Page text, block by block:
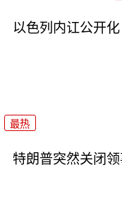
以色列内讧公开
最热
特朗普突然关闭